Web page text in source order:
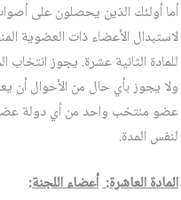
أما أولئك الذين يحصلون على
لاستبدال الأعضاء ذات العضوية
للمادة الثانية عشرة. يجوز
ولا يجوز بأي حال من الأحوال أن
عضو منتخب واحد من أي دولة
لنفس المدة.
المادة العاشرة:أعضاء اللجنة: